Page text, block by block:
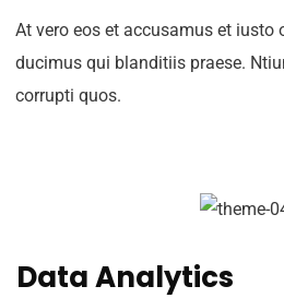
At vero eos et accusamus et
ducimus qui blanditiis praese.
corrupti quos.
Data Analytics